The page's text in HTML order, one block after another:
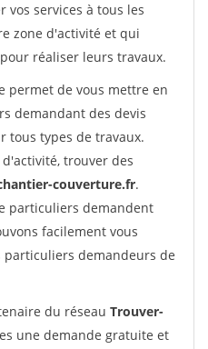
vos services à tous les
zone d'activité et qui
réaliser leurs travaux.
permet de vous mettre en
demandant des devis
tous types de travaux.
trouver des
couverture.fr.
particuliers demandent
facilement vous
demandeurs de
du réseau Trouver-
une demande gratuite et